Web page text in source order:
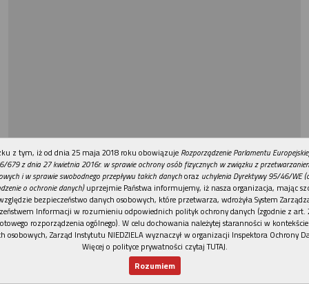
REKLAMA
z tym, iż od dnia 25 maja 2018 roku obowiązuje Rozporządzenie Parlamentu
679 z dnia 27 kwietnia 2016r. w sprawie ochrony osób fizycznych w związku z
i w sprawie swobodnego przepływu takich danychoraz uchylenia Dyrektywy 95/46/WE
o ochronie danych)uprzejmie Państwa informujemy, iż nasza organizacja, mając
bezpieczeństwo danych osobowych, które przetwarza, wdrożyła System
Informacji w rozumieniu odpowiednich polityk ochrony danych (zgodnie z art.
rozporządzenia ogólnego). W celu dochowania należytej staranności w
osobowych, Zarząd Instytutu NIEDZIELA wyznaczył w organizacji Inspektora Ochrony
Więcej o polityce prywatności czytaj TUTAJ.
Rozumiem